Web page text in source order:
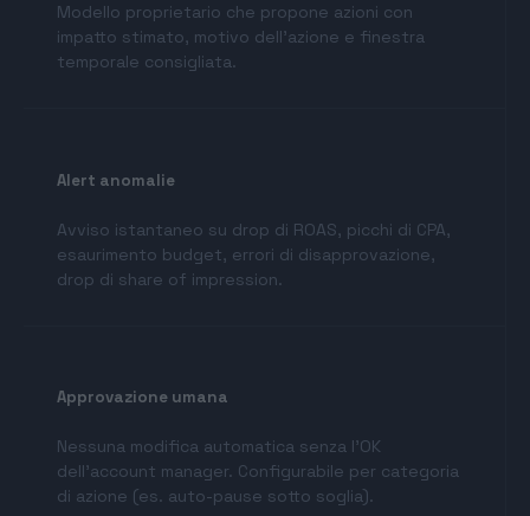
Modello proprietario che propone azioni con
impatto stimato, motivo dell’azione e finestra
temporale consigliata.
Alert anomalie
Avviso istantaneo su drop di ROAS, picchi di CPA,
esaurimento budget, errori di disapprovazione,
drop di share of impression.
Approvazione umana
Nessuna modifica automatica senza l’OK
dell’account manager. Configurabile per categoria
di azione (es. auto-pause sotto soglia).